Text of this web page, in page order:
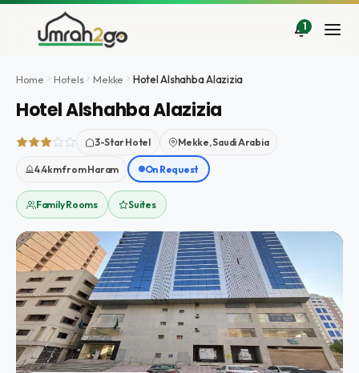
İçeriğe
1
Home Hotels Mekke Hotel Alshahba Alazizia
Hotel Alshahba Alazizia
3-Star Hotel Mekke, Saudi Arabia
4.4km from Haram On Request
Family Rooms Suites